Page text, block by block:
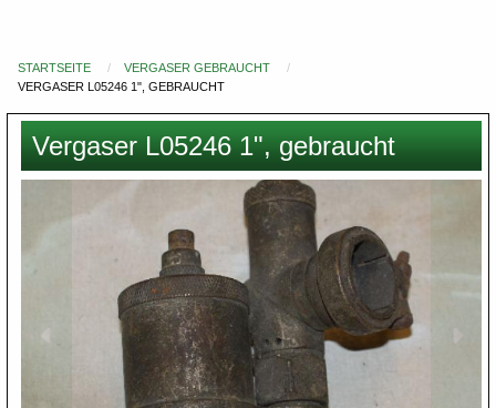
Du
hier
STARTSEITE
VERGASER GEBRAUCHT
VERGASER L05246 1", GEBRAUCHT
Vergaser L05246 1", gebraucht